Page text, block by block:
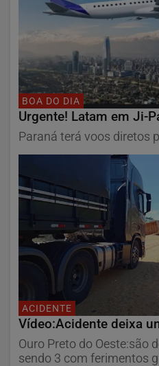
BOA DO DIA
Urgente! Latam em Ji-
Paraná terá voos diretos
ACIDENTE
Vídeo:Acidente deixa
Ouro Preto do Oeste:são
sendo 3 com ferimentos